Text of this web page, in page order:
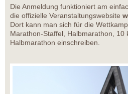
Die Anmeldung funktioniert am
die offizielle Veranstaltungswebsite
Dort kann man sich für die
Marathon-Staffel, Halbmarathon, 10
Halbmarathon einschreiben.